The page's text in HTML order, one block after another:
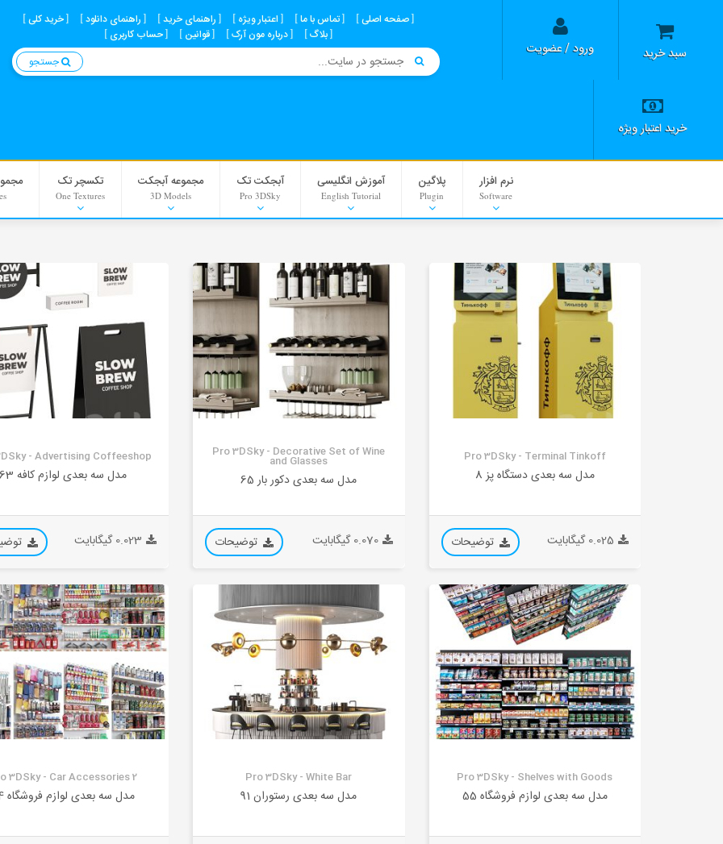
سبد خرید ورود / عضویت
خرید اعتبار ویژه
صفحه اصلی تماس با ما اعتبار ویژه راهنمای خرید راهنمای دانلود
خرید کلی
بلاگ
درباره مون آرک قوانین
حساب کاربری
نرم افزار
Software
پلاگین
Plugin
آموزش انگلیسی
English Tutorial
آبجکت تک
Pro 3DSky
مجموعه آبجکت
3D Models
Interior Scenes
تکسچر تک
One Textures
Material
Background
Pro 3DSky - Terminal Tinkoff
مدل سه بعدی دستگاه پز 8
0.025 گیگابایت توضیحات
Pro 3DSky - Decorative Set of Wine
and Glasses
مدل سه بعدی دکور بار 65
0.070 گیگابایت توضیحات
- Advertising Coffeeshop
مدل سه بعدی لوازم کافه 63
0.023 گیگابایت
Pro 3DSky - Shelves with Goods
مدل سه بعدی لوازم فروشگاه 55
Pro 3DSky - White Bar
مدل سه بعدی رستوران 91
3DSky - Car Accessories 2
مدل سه بعدی لوازم فروشگاه 54